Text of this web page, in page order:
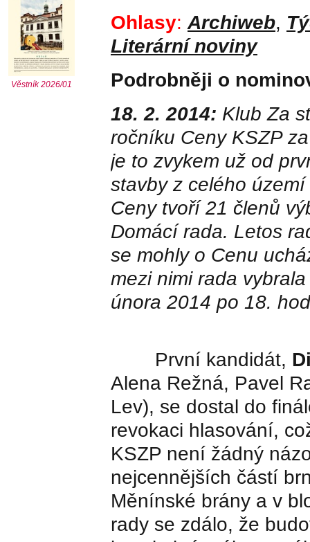
Věstník 2026/01
Ohlasy: Archiweb,
Literární noviny
Podrobněji o
18. 2. 2014: Klub Za
ročníku Ceny KSZP
je to zvykem už od
stavby z celého
Ceny tvoří 21 členů
Domácí rada. Letos
se mohly o Cenu
mezi nimi rada
února 2014 po 18.
První kandidát,
Alena Režná, Pavel
Lev), se dostal do
revokaci hlasování,
KSZP není žádný
nejcennějších částí
Měnínské brány a v
rady se zdálo, že